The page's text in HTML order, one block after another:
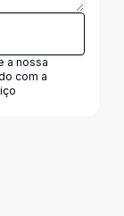
a nossa
com a